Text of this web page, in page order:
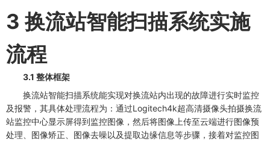
3 换流站智能扫描系统实施
流程
3.1 整体框架
换流站智能扫描系统能实现对换流站内出现的故障进行实时监控
及报警，其具体处理流程为：通过Logitech4k超高清摄像头拍摄换流
站监控中心显示屏得到监控图像，然后将图像上传至云端进行图像预
处理、图像矫正、图像去噪以及提取边缘信息等步骤，接着对监控图